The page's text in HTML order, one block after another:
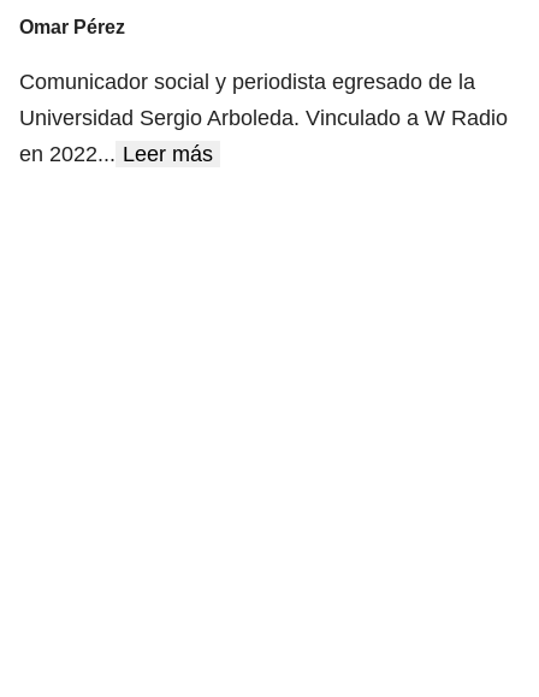
Omar Pérez
Comunicador social y periodista egresado de la
Universidad Sergio Arboleda. Vinculado a W Radio
en 2022... Leer más